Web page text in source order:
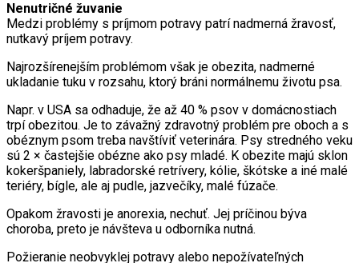
Nenutričné žuvanie
Medzi problémy s príjmom potravy patrí nadmerná žravosť,
nutkavý príjem potravy.
Najrozšírenejším problémom však je obezita, nadmerné
ukladanie tuku v rozsahu, ktorý bráni normálnemu životu psa.
Napr. v USA sa odhaduje, že až 40 % psov v domácnostiach
trpí obezitou. Je to závažný zdravotný problém pre oboch a s
obéznym psom treba navštíviť veterinára. Psy stredného veku
sú 2 × častejšie obézne ako psy mladé. K obezite majú sklon
kokeršpaniely, labradorské retrívery, kólie, škótske a iné malé
teriéry, bígle, ale aj pudle, jazvečíky, malé fúzače.
Opakom žravosti je anorexia, nechuť. Jej príčinou býva
choroba, preto je návšteva u odborníka nutná.
Požieranie neobvyklej potravy alebo nepožívateľných